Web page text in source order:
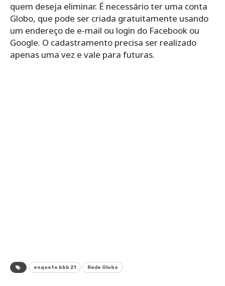
quem deseja eliminar. É necessário ter uma conta
Globo, que pode ser criada gratuitamente usando
um endereço de e-mail ou login do Facebook ou
Google. O cadastramento precisa ser realizado
apenas uma vez e vale para futuras.
enquete bbb 21 Rede Globo